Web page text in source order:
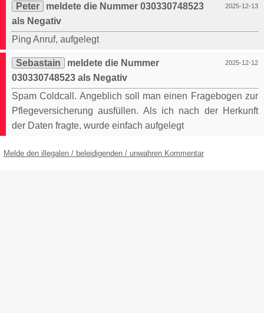
2025-12-13
Peter
meldete die Nummer 030330748523
als Negativ
Ping Anruf, aufgelegt
2025-12-12
Sebastain
meldete die Nummer
030330748523 als Negativ
Spam Coldcall. Angeblich soll man einen Fragebogen zur
Pflegeversicherung ausfüllen. Als ich nach der Herkunft
der Daten fragte, wurde einfach aufgelegt
Melde den illegalen / beleidigenden / unwahren Kommentar